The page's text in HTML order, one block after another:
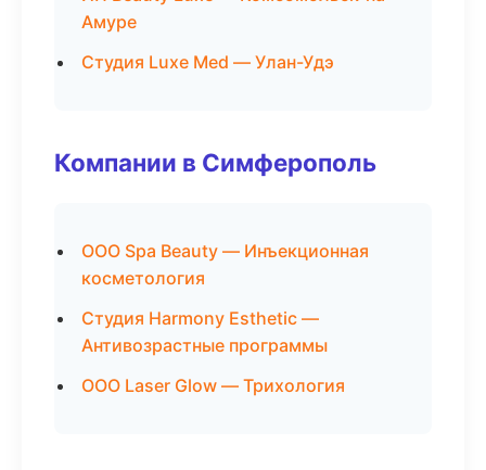
Амуре
Студия Luxe Med — Улан-Удэ
Компании в Симферополь
ООО Spa Beauty — Инъекционная
косметология
Студия Harmony Esthetic —
Антивозрастные программы
ООО Laser Glow — Трихология